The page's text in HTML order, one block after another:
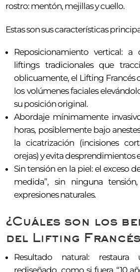
rostro: mentón, mejillas y cuello.
Estas son sus características
Reposicionamiento vertical: a
liftings tradicionales que
oblicuamente, el Lifting Francés
los volúmenes faciales
su posición original.
Abordaje mínimamente
horas, posiblemente bajo
la cicatrización (incisiones
orejas) y evita desprendimientos
Sin tensión en la piel: el exceso
medida”, sin ninguna
expresiones naturales.
¿Cuáles son los
del Lifting
Resultado natural:
rediseñado, como si fuera “10